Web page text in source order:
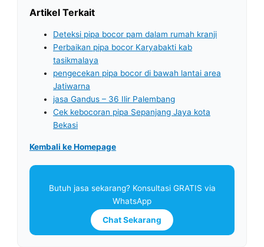
Artikel Terkait
Deteksi pipa bocor pam dalam rumah kranji
Perbaikan pipa bocor Karyabakti kab
tasikmalaya
pengecekan pipa bocor di bawah lantai area
Jatiwarna
jasa Gandus – 36 Ilir Palembang
Cek kebocoran pipa Sepanjang Jaya kota
Bekasi
Kembali ke Homepage
Butuh jasa sekarang? Konsultasi GRATIS via
WhatsApp
Chat Sekarang